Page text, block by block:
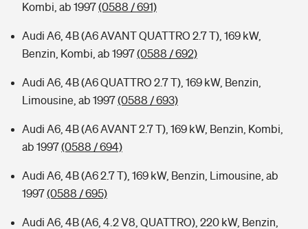
Kombi, ab 1997(0588 / 691)
Audi A6, 4B (A6 AVANT QUATTRO 2.7 T), 169 kW,
Benzin, Kombi, ab 1997(0588 / 692)
Audi A6, 4B (A6 QUATTRO 2.7 T), 169 kW, Benzin,
Limousine, ab 1997(0588 / 693)
Audi A6, 4B (A6 AVANT 2.7 T), 169 kW, Benzin, Kombi,
ab 1997(0588 / 694)
Audi A6, 4B (A6 2.7 T), 169 kW, Benzin, Limousine, ab
1997(0588 / 695)
Audi A6, 4B (A6, 4.2 V8, QUATTRO), 220 kW, Benzin,